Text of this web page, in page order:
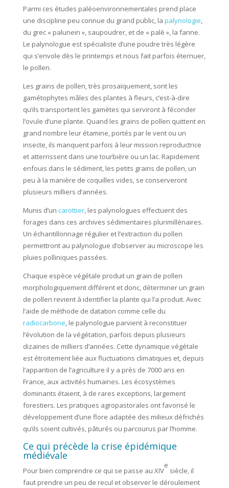
Parmi ces études paléoenvironnementales prend place
une discipline peu connue du grand public, la palynologie,
du grec « palunein », saupoudrer, et de « palè », la farine.
Le palynologue est spécialiste d’une poudre très légère
qui s’envole dès le printemps et nous fait parfois éternuer,
le pollen.
Les grains de pollen, très prosaïquement, sont les
gamétophytes mâles des plantes à fleurs, c’est-à-dire
qu’ils transportent les gamètes qui serviront à féconder
l’ovule d’une plante. Quand les grains de pollen quittent en
grand nombre leur étamine, portés par le vent ou un
insecte, ils manquent parfois à leur mission reproductrice
et atterrissent dans une tourbière ou un lac. Rapidement
enfouis dans le sédiment, les petits grains de pollen, un
peu à la manière de coquilles vides, se conserveront
plusieurs milliers d’années.
Munis d’un carottier, les palynologues effectuent des
forages dans ces archives sédimentaires plurimillénaires.
Un échantillonnage régulier et l’extraction du pollen
permettront au palynologue d’observer au microscope les
pluies polliniques passées.
Chaque espèce végétale produit un grain de pollen
morphologiquement différent et donc, déterminer un grain
de pollen revient à identifier la plante qui l’a produit. Avec
l’aide de méthode de datation comme celle du
radiocarbone, le palynologue parvient à reconstituer
l’évolution de la végétation, parfois depuis plusieurs
dizaines de milliers d’années. Cette dynamique végétale
est étroitement liée aux fluctuations climatiques et, depuis
l’apparition de l’agriculture il y a près de 7000 ans en
France, aux activités humaines. Les écosystèmes
dominants étaient, à de rares exceptions, largement
forestiers. Les pratiques agropastorales ont favorisé le
développement d’une flore adaptée des milieux défrichés
qu’ils soient cultivés, pâturés ou parcourus par l’homme.
Ce qui précède la crise épidémique
médiévale
Pour bien comprendre ce qui se passe au XIV
e
siècle, il
faut prendre un peu de recul et observer le déroulement